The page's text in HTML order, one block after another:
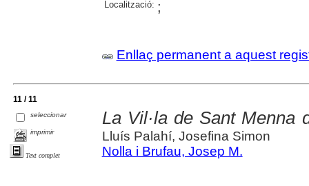
Localització: ;
Enllaç permanent a aquest
11 / 11
seleccionar
imprimir
Text complet
La Vil·la de Sant Menna
Lluís Palahí, Josefina Simon
Nolla i Brufau, Josep M.